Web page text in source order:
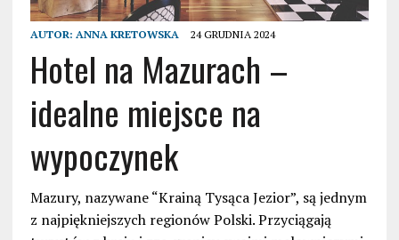
AUTOR: ANNA KRETOWSKA 24 GRUDNIA 2024
Hotel na Mazurach –
idealne miejsce na
wypoczynek
Mazury, nazywane “Krainą Tysąca Jezior”, są jednym
z najpiękniejszych regionów Polski. Przyciągają